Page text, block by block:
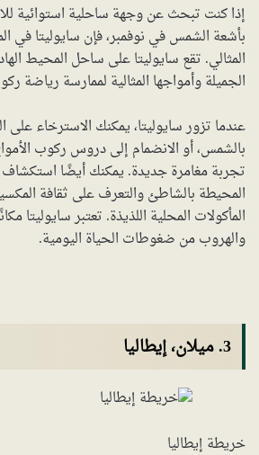
إذا كنت تبحث عن وجهة ساحلية استوائية
بأشعة الشمس في نوفمبر، فإن سايوليتا في
المثالي. تقع سايوليتا على ساحل المحيط
الجميلة وأمواجها المثالية لممارسة رياضة
عندما تزور سايوليتا، يمكنك الاسترخاء على
بالشمس، أو الانضمام إلى دروس ركوب
تجربة مغامرة جديدة. يمكنك أيضًا استكشاف
المحيطة بالشاطئ والتعرف على ثقافة
المأكولات المحلية اللذيذة. تعتبر سايوليتا
والهروب من ضغوطات الحياة اليومية.
3. ميلان، إيطاليا
خريطة إيطاليا